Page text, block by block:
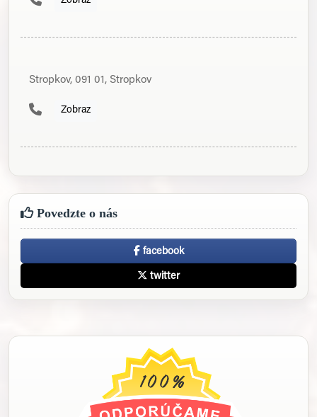
Stropkov, 091 01, Stropkov
Zobraz
Povedzte o nás
facebook
twitter